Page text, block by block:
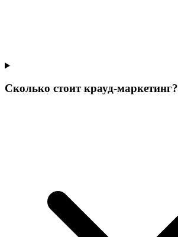
Сколько стоит крауд-маркетинг?